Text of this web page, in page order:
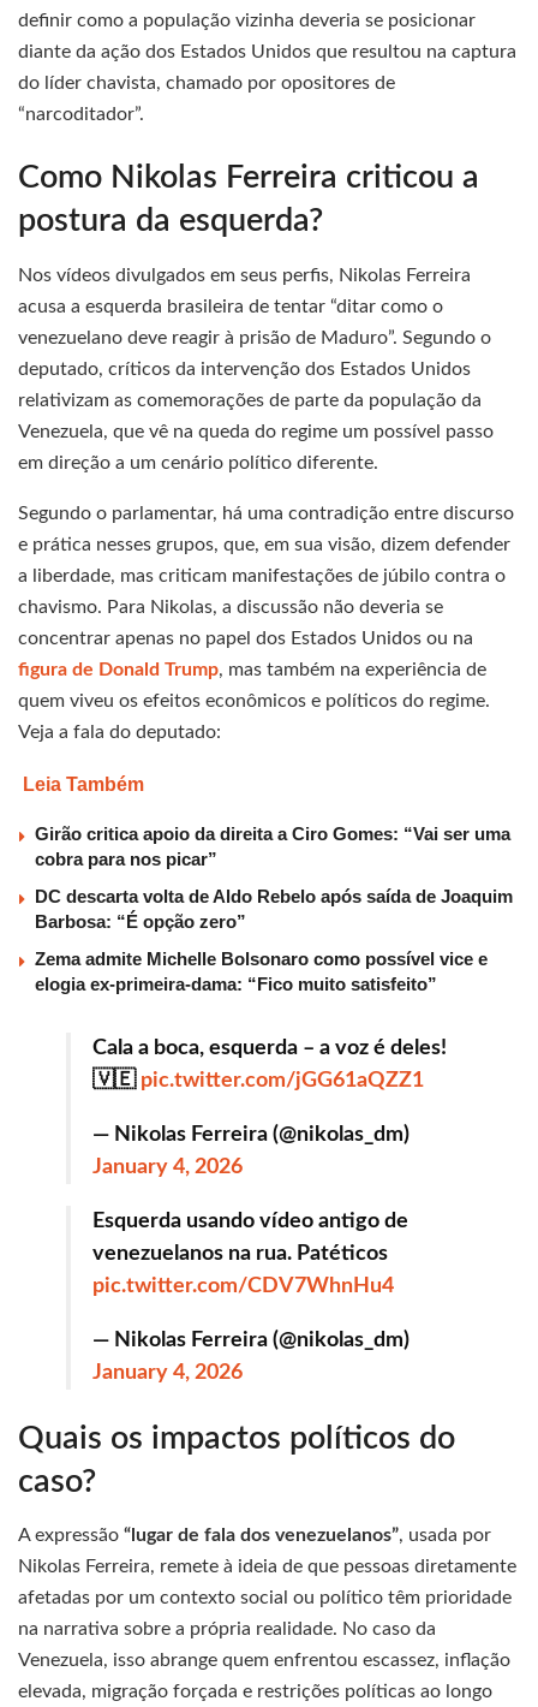
definir como a população vizinha deveria se posicionar
diante da ação dos Estados Unidos que resultou na captura
do líder chavista, chamado por opositores de
“narcoditador”.
Como Nikolas Ferreira criticou a
postura da esquerda?
Nos vídeos divulgados em seus perfis, Nikolas Ferreira
acusa a esquerda brasileira de tentar “ditar como o
venezuelano deve reagir à prisão de Maduro”. Segundo o
deputado, críticos da intervenção dos Estados Unidos
relativizam as comemorações de parte da população da
Venezuela, que vê na queda do regime um possível passo
em direção a um cenário político diferente.
Segundo o parlamentar, há uma contradição entre discurso
e prática nesses grupos, que, em sua visão, dizem defender
a liberdade, mas criticam manifestações de júbilo contra o
chavismo. Para Nikolas, a discussão não deveria se
concentrar apenas no papel dos Estados Unidos ou na
figura de Donald Trump, mas também na experiência de
quem viveu os efeitos econômicos e políticos do regime.
Veja a fala do deputado:
Leia Também
Girão critica apoio da direita a Ciro Gomes: “Vai ser uma
cobra para nos picar”
DC descarta volta de Aldo Rebelo após saída de Joaquim
Barbosa: “É opção zero”
Zema admite Michelle Bolsonaro como possível vice e
elogia ex-primeira-dama: “Fico muito satisfeito”
Cala a boca, esquerda – a voz é deles!
🇻🇪 pic.twitter.com/jGG61aQZZ1
— Nikolas Ferreira (@nikolas_dm)
January 4, 2026
Esquerda usando vídeo antigo de
venezuelanos na rua. Patéticos
pic.twitter.com/CDV7WhnHu4
— Nikolas Ferreira (@nikolas_dm)
January 4, 2026
Quais os impactos políticos do
caso?
A expressão “lugar de fala dos venezuelanos”, usada por
Nikolas Ferreira, remete à ideia de que pessoas diretamente
afetadas por um contexto social ou político têm prioridade
na narrativa sobre a própria realidade. No caso da
Venezuela, isso abrange quem enfrentou escassez, inflação
elevada, migração forçada e restrições políticas ao longo